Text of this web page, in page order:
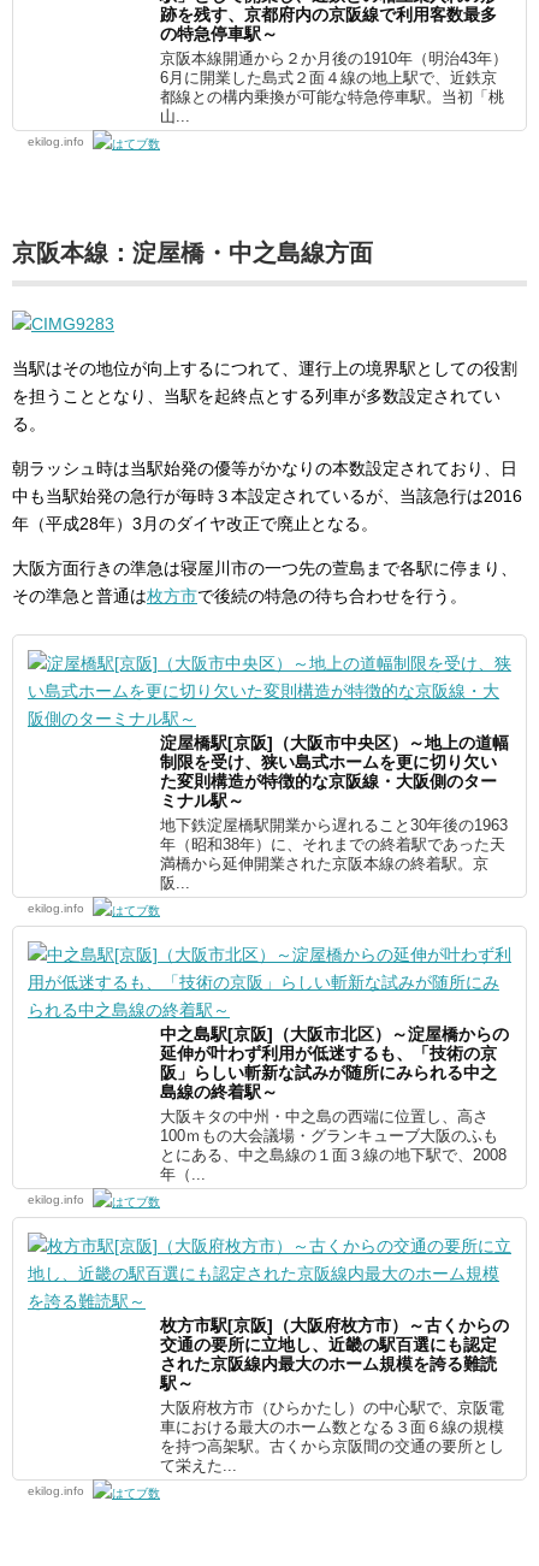
跡を残す、京都府内の京阪線で利用客数最多
の特急停車駅～
京阪本線開通から２か月後の1910年（明治43年）
6月に開業した島式２面４線の地上駅で、近鉄京
都線との構内乗換が可能な特急停車駅。当初「桃
山...
ekilog.info
京阪本線：淀屋橋・中之島線方面
当駅はその地位が向上するにつれて、運行上の境界駅としての役割
を担うこととなり、当駅を起終点とする列車が多数設定されてい
る。
朝ラッシュ時は当駅始発の優等がかなりの本数設定されており、日
中も当駅始発の急行が毎時３本設定されているが、当該急行は2016
年（平成28年）3月のダイヤ改正で廃止となる。
大阪方面行きの準急は寝屋川市の一つ先の萱島まで各駅に停まり、
その準急と普通は枚方市で後続の特急の待ち合わせを行う。
淀屋橋駅[京阪]（大阪市中央区）～地上の道幅
制限を受け、狭い島式ホームを更に切り欠い
た変則構造が特徴的な京阪線・大阪側のター
ミナル駅～
地下鉄淀屋橋駅開業から遅れること30年後の1963
年（昭和38年）に、それまでの終着駅であった天
満橋から延伸開業された京阪本線の終着駅。京
阪...
ekilog.info
中之島駅[京阪]（大阪市北区）～淀屋橋からの
延伸が叶わず利用が低迷するも、「技術の京
阪」らしい斬新な試みが随所にみられる中之
島線の終着駅～
大阪キタの中州・中之島の西端に位置し、高さ
100ｍもの大会議場・グランキューブ大阪のふも
とにある、中之島線の１面３線の地下駅で、2008
年（...
ekilog.info
枚方市駅[京阪]（大阪府枚方市）～古くからの
交通の要所に立地し、近畿の駅百選にも認定
された京阪線内最大のホーム規模を誇る難読
駅～
大阪府枚方市（ひらかたし）の中心駅で、京阪電
車における最大のホーム数となる３面６線の規模
を持つ高架駅。古くから京阪間の交通の要所とし
て栄えた...
ekilog.info